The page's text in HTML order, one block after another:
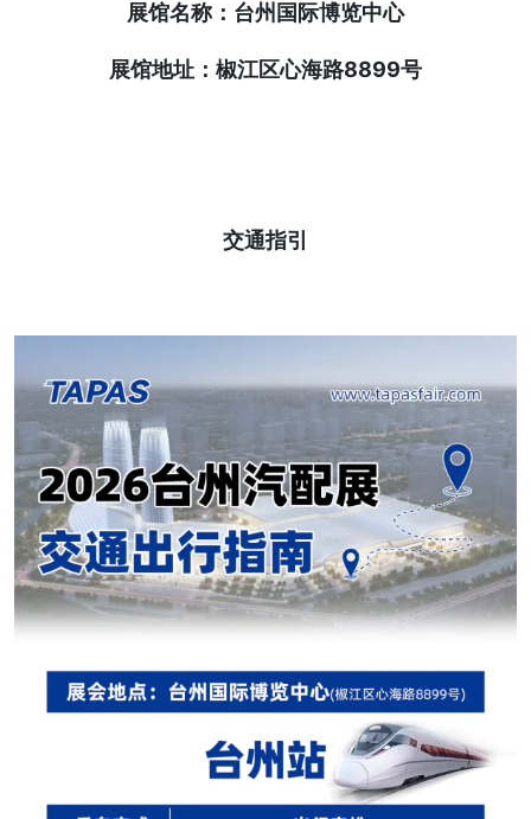
展馆名称：台州国际博览中心
展馆地址：椒江区心海路8899号
交通指引